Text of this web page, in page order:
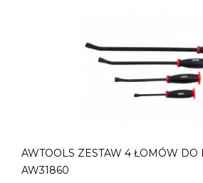
AWTOOLS ZESTAW 4 ŁOMÓW DO
AW31860